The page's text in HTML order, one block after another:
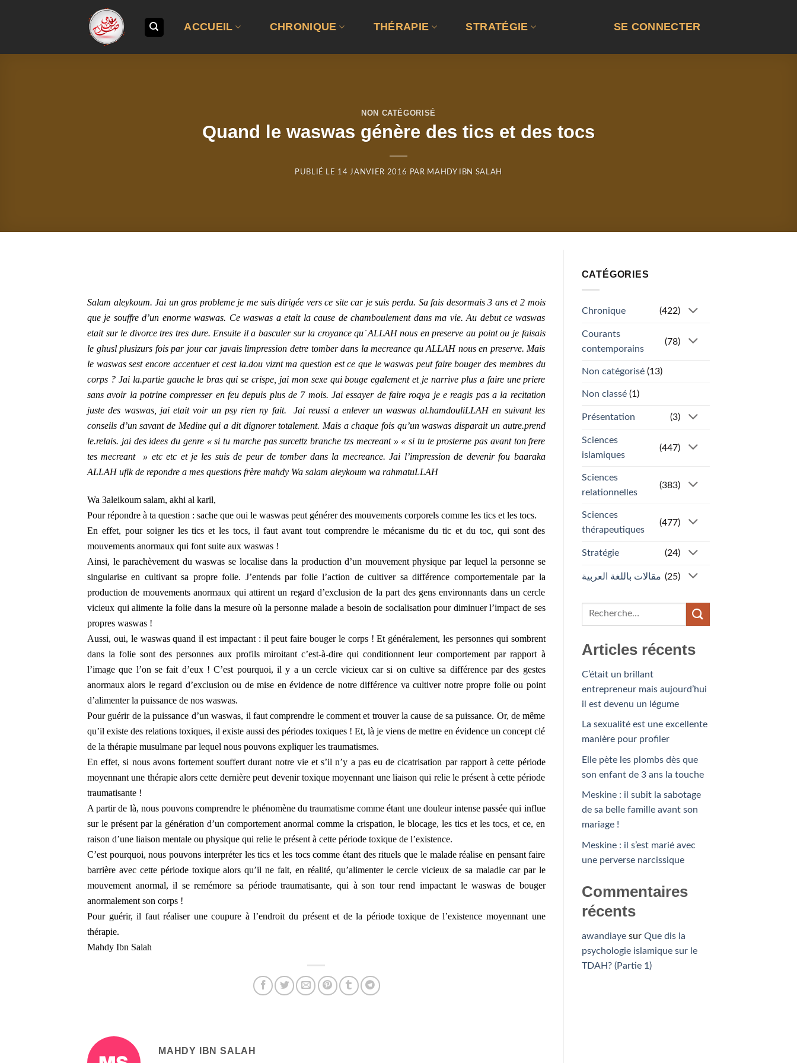
ACCUEIL CHRONIQUE THÉRAPIE STRATÉGIE SE CONNECTER
NON CATÉGORISÉ
Quand le waswas génère des tics et des tocs
PUBLIÉ LE 14 JANVIER 2016 PAR MAHDY IBN SALAH
Salam aleykoum. Jai un gros probleme je me suis dirigée vers ce site car je suis perdu. Sa fais desormais 3 ans et 2 mois
que je souffre d’un enorme waswas. Ce waswas a etait la cause de chamboulement dans ma vie. Au debut ce waswas
etait sur le divorce tres tres dure. Ensuite il a basculer sur la croyance quˋALLAH nous en preserve au point ou je faisais
le ghusl plusizurs fois par jour car javais limpression detre tomber dans la mecreance qu ALLAH nous en preserve. Mais
le waswas sest encore accentuer et cest la.dou viznt ma question est ce que le waswas peut faire bouger des membres du
corps ? Jai la.partie gauche le bras qui se crispe, jai mon sexe qui bouge egalement et je narrive plus a faire une priere
sans avoir la potrine compresser en feu depuis plus de 7 mois. Jai essayer de faire roqya je e reagis pas a la recitation
juste des waswas, jai etait voir un psy rien ny fait. Jai reussi a enlever un waswas al.hamdouliLLAH en suivant les
conseils d’un savant de Medine qui a dit dignorer totalement. Mais a chaque fois qu’un waswas disparait un autre.prend
le.relais. jai des idees du genre « si tu marche pas surcettz branche tzs mecreant » « si tu te prosterne pas avant ton frere
tes mecreant » etc etc et je les suis de peur de tomber dans la mecreance. Jai l’impression de devenir fou baaraka
ALLAH ufik de repondre a mes questions frère mahdy Wa salam aleykoum wa rahmatuLLAH
Wa 3aleikoum salam, akhi al karil,
Pour répondre à ta question : sache que oui le waswas peut générer des mouvements corporels comme les tics et les tocs.
En effet, pour soigner les tics et les tocs, il faut avant tout comprendre le mécanisme du tic et du toc, qui sont des
mouvements anormaux qui font suite aux waswas !
Ainsi, le parachèvement du waswas se localise dans la production d’un mouvement physique par lequel la personne se
singularise en cultivant sa propre folie. J’entends par folie l’action de cultiver sa différence comportementale par la
production de mouvements anormaux qui attirent un regard d’exclusion de la part des gens environnants dans un cercle
vicieux qui alimente la folie dans la mesure où la personne malade a besoin de socialisation pour diminuer l’impact de ses
propres waswas !
Aussi, oui, le waswas quand il est impactant : il peut faire bouger le corps ! Et généralement, les personnes qui sombrent
dans la folie sont des personnes aux profils miroitant c’est-à-dire qui conditionnent leur comportement par rapport à
l’image que l’on se fait d’eux ! C’est pourquoi, il y a un cercle vicieux car si on cultive sa différence par des gestes
anormaux alors le regard d’exclusion ou de mise en évidence de notre différence va cultiver notre propre folie ou point
d’alimenter la puissance de nos waswas.
Pour guérir de la puissance d’un waswas, il faut comprendre le comment et trouver la cause de sa puissance. Or, de même
qu’il existe des relations toxiques, il existe aussi des périodes toxiques ! Et, là je viens de mettre en évidence un concept clé
de la thérapie musulmane par lequel nous pouvons expliquer les traumatismes.
En effet, si nous avons fortement souffert durant notre vie et s’il n’y a pas eu de cicatrisation par rapport à cette période
moyennant une thérapie alors cette dernière peut devenir toxique moyennant une liaison qui relie le présent à cette période
traumatisante !
A partir de là, nous pouvons comprendre le phénomène du traumatisme comme étant une douleur intense passée qui influe
sur le présent par la génération d’un comportement anormal comme la crispation, le blocage, les tics et les tocs, et ce, en
raison d’une liaison mentale ou physique qui relie le présent à cette période toxique de l’existence.
C’est pourquoi, nous pouvons interpréter les tics et les tocs comme étant des rituels que le malade réalise en pensant faire
barrière avec cette période toxique alors qu’il ne fait, en réalité, qu’alimenter le cercle vicieux de sa maladie car par le
mouvement anormal, il se remémore sa période traumatisante, qui à son tour rend impactant le waswas de bouger
anormalement son corps !
Pour guérir, il faut réaliser une coupure à l’endroit du présent et de la période toxique de l’existence moyennant une
thérapie.
Mahdy Ibn Salah
MAHDY IBN SALAH
CATÉGORIES
Chronique (422)
Courants
contemporains
(78)
Non catégorisé(13)
Non classé(1)
Présentation (3)
Sciences
islamiques
(447)
Sciences
relationnelles
(383)
Sciences
thérapeutiques
(477)
Stratégie (24)
مقالات باللغة العربية (25)
Articles récents
C’était un brillant
entrepreneur mais aujourd’hui
il est devenu un légume
La sexualité est une excellente
manière pour profiler
Elle pète les plombs dès que
son enfant de 3 ans la touche
Meskine : il subit la sabotage
de sa belle famille avant son
mariage !
Meskine : il s’est marié avec
une perverse narcissique
Commentaires
récents
awandiayesur Que dis la
psychologie islamique sur le
TDAH? (Partie 1)